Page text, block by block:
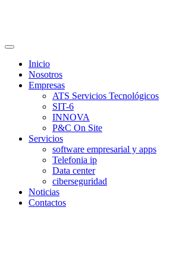
Inicio
Nosotros
Empresas
ATS Servicios Tecnológicos
SIT-6
INNOVA
P&C On Site
Servicios
software empresarial y apps
Telefonia ip
Data center
ciberseguridad
Noticias
Contactos